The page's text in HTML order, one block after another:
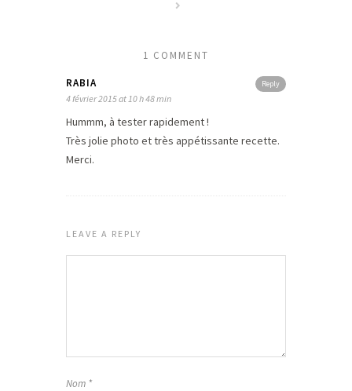
1 COMMENT
Reply
RABIA
4 février 2015 at 10 h 48 min
Hummm, à tester rapidement !
Très jolie photo et très appétissante recette.
Merci.
LEAVE A REPLY
Nom *